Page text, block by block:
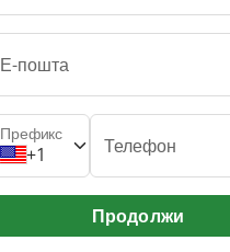
Е-пошта
Префикс
+1 Телефон
Продолжи